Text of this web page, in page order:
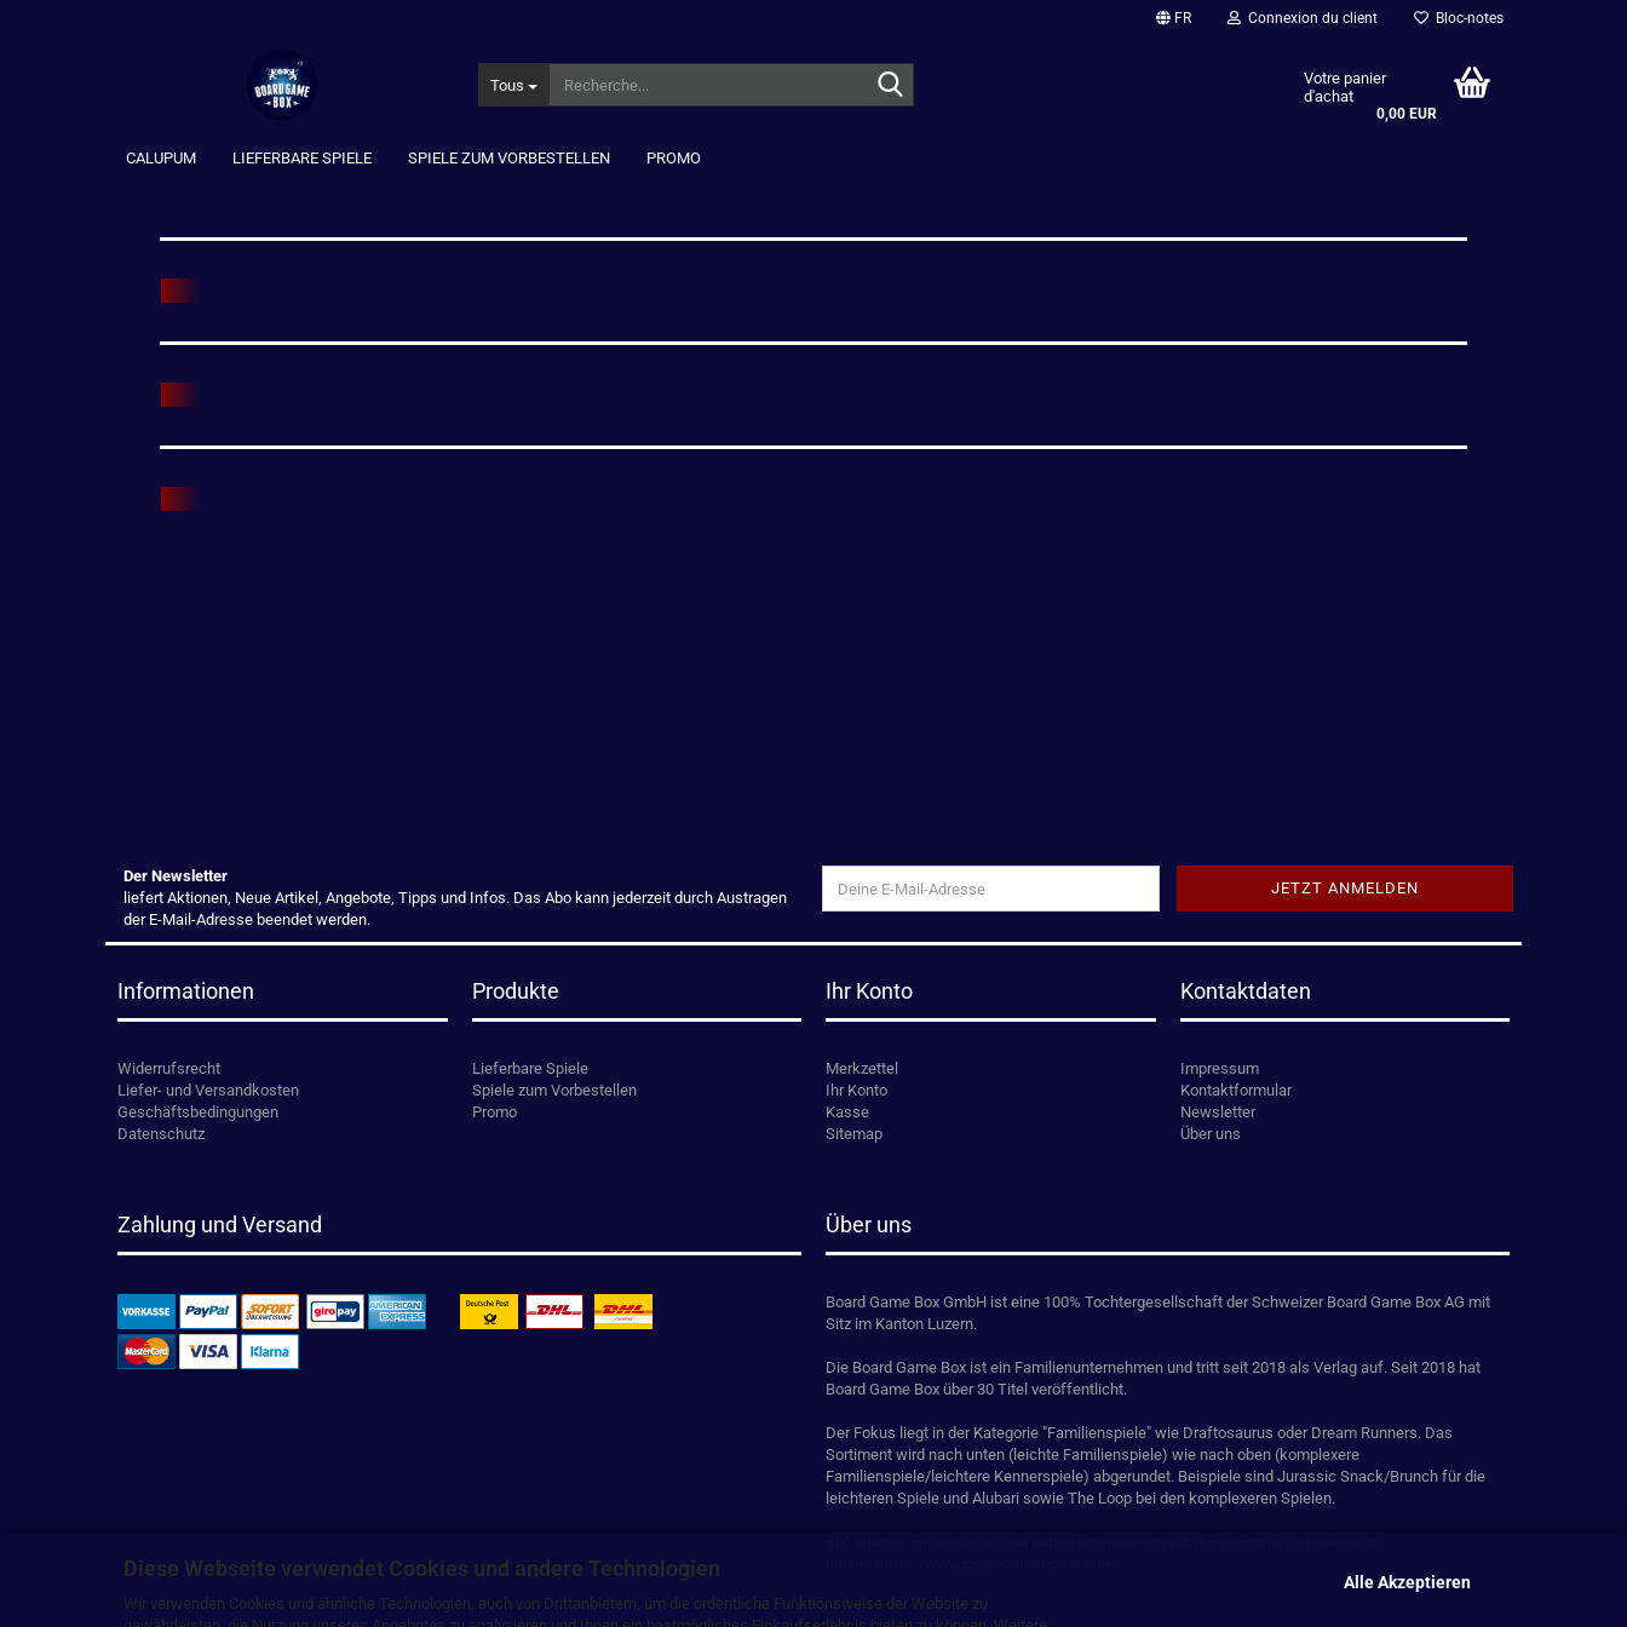
Diese Webseite verwendet Cookies und andere Technologien
Wir verwenden Cookies und ähnliche Technologien, auch von Drittanbietern, um die ordentliche Funktionsweise der Website zu
Alle Akzeptieren
FR Connexion du client Bloc-notes
Tous
Votre panier
d'achat
0,00 EUR
CALUPUM LIEFERBARE SPIELE SPIELE ZUM VORBESTELLEN PROMO
Der Newsletter
liefert Aktionen, Neue Artikel, Angebote, Tipps und Infos. Das Abo kann jederzeit durch Austragen
der E-Mail-Adresse beendet werden.
Informationen
Widerrufsrecht
Liefer- und Versandkosten
Geschäftsbedingungen
Datenschutz
Produkte
Lieferbare Spiele
Spiele zum Vorbestellen
Promo
Ihr Konto
Merkzettel
Ihr Konto
Kasse
Sitemap
Kontaktdaten
Impressum
Kontaktformular
Newsletter
Über uns
Zahlung und Versand Über uns
Board Game Box GmbH ist eine 100% Tochtergesellschaft der Schweizer Board Game Box AG mit
Sitz im Kanton Luzern.
Die Board Game Box ist ein Familienunternehmen und tritt seit 2018 als Verlag auf. Seit 2018 hat
Board Game Box über 30 Titel veröffentlicht.
Der Fokus liegt in der Kategorie "Familienspiele" wie Draftosaurus oder Dream Runners. Das
Sortiment wird nach unten (leichte Familienspiele) wie nach oben (komplexere
Familienspiele/leichtere Kennerspiele) abgerundet. Beispiele sind Jurassic Snack/Brunch für die
leichteren Spiele und Alubari sowie The Loop bei den komplexeren Spielen.